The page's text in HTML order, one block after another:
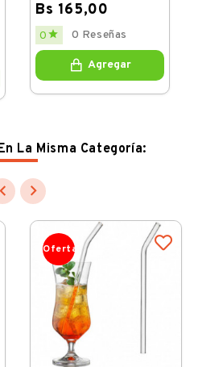
Bs 165,00
Price
0  0 Reseñas
Agregar
La Misma Categoría:
 
Oferta